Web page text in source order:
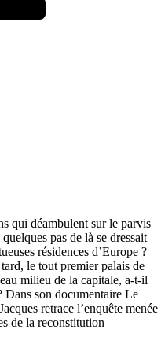
qui déambulent sur le parvis
pas de là se dressait
résidences d’Europe ?
le tout premier palais de
milieu de la capitale, a-t-il
Dans son documentaire Le
retrace l’enquête menée
de la reconstitution